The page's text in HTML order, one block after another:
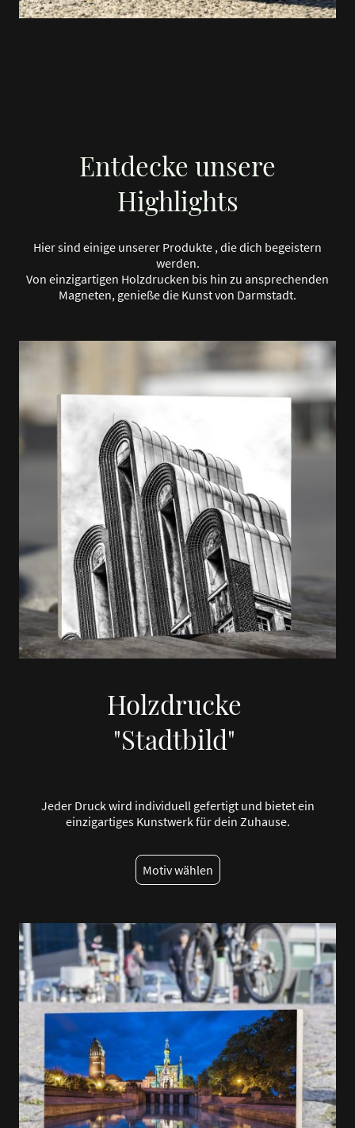
Entdecke unsere
Highlights
Hier sind einige unserer Produkte , die dich begeistern
werden.
Von einzigartigen Holzdrucken bis hin zu ansprechenden
Magneten, genieße die Kunst von Darmstadt.
Holzdrucke
"Stadtbild"
Jeder Druck wird individuell gefertigt und bietet ein
einzigartiges Kunstwerk für dein Zuhause.
Motiv wählen